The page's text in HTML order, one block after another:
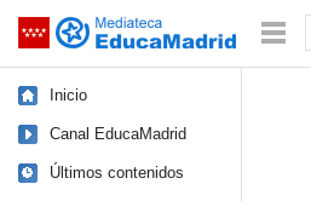
Saltar navegación
Inicio
Canal EducaMadrid
Últimos contenidos